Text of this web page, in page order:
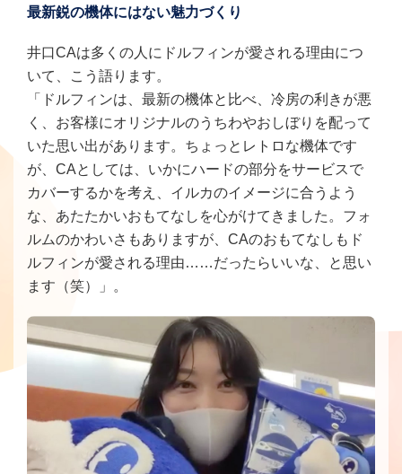
最新鋭の機体にはない魅力づくり
井口CAは多くの人にドルフィンが愛される理由につ
いて、こう語ります。
「ドルフィンは、最新の機体と比べ、冷房の利きが悪
く、お客様にオリジナルのうちわやおしぼりを配って
いた思い出があります。ちょっとレトロな機体です
が、CAとしては、いかにハードの部分をサービスで
カバーするかを考え、イルカのイメージに合うよう
な、あたたかいおもてなしを心がけてきました。フォ
ルムのかわいさもありますが、CAのおもてなしもド
ルフィンが愛される理由……だったらいいな、と思い
ます（笑）」。